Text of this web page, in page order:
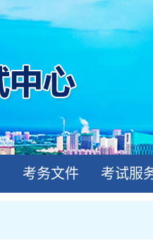
考务文件 考试服